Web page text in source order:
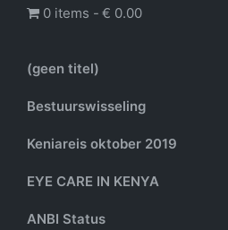
0 items
€ 0.00
(geen titel)
Bestuurswisseling
Keniareis oktober 2019
EYE CARE IN KENYA
ANBI Status